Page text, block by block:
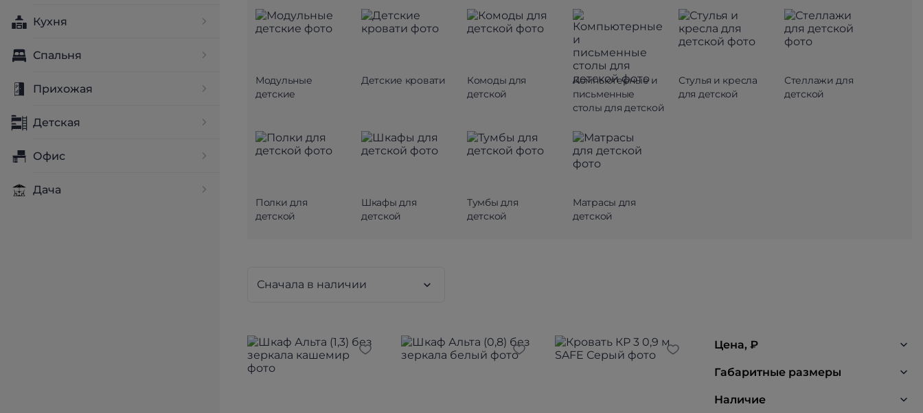
Кухня
Спальня
Прихожая
Детская
Офис
Дача
Модульные
детские
Детские кровати
Комоды для
детской
Компьютерные и
письменные
столы для детской
Стулья и кресла
для детской
Стеллажи для
детской
Полки для
детской
Шкафы для
детской
Тумбы для
детской
Матрасы для
детской
Цена, ₽
Габаритные размеры
Наличие